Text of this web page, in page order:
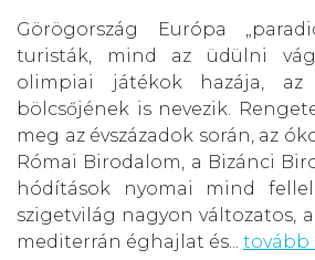
Görögország Európa
turisták, mind az üdülni
olimpiai játékok hazája, az
bölcsőjének is nevezik.
meg az évszázadok során, az
Római Birodalom, a Bizánci
hódítások nyomai mind
szigetvilág nagyon változatos,
mediterrán éghajlat és... tovább